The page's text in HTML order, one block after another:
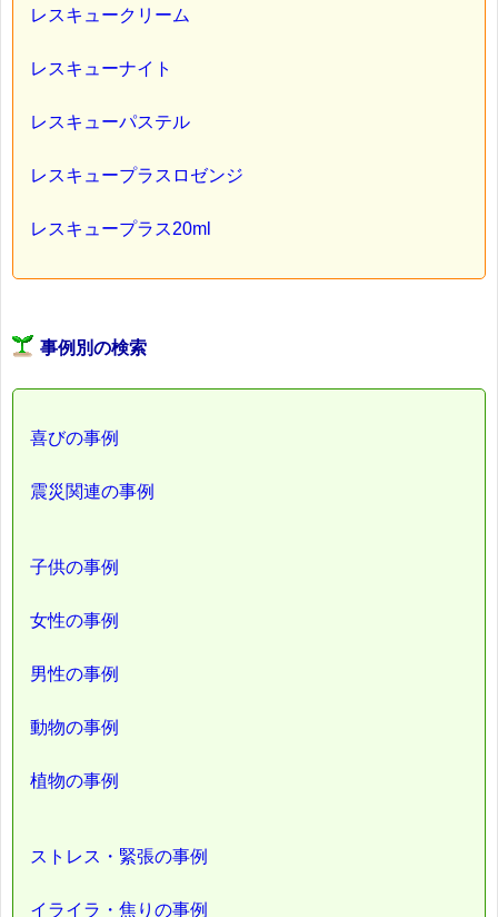
レスキュークリーム
レスキューナイト
レスキューパステル
レスキュープラスロゼンジ
レスキュープラス20ml
事例別の検索
喜びの事例
震災関連の事例
子供の事例
女性の事例
男性の事例
動物の事例
植物の事例
ストレス・緊張の事例
イライラ・焦りの事例